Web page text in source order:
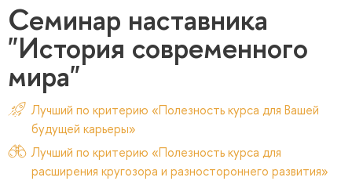
Семинар наставника
"История современного
мира"
Лучший по критерию «Полезность курса для Вашей
будущей карьеры»
Лучший по критерию «Полезность курса для
расширения кругозора и разностороннего развития»